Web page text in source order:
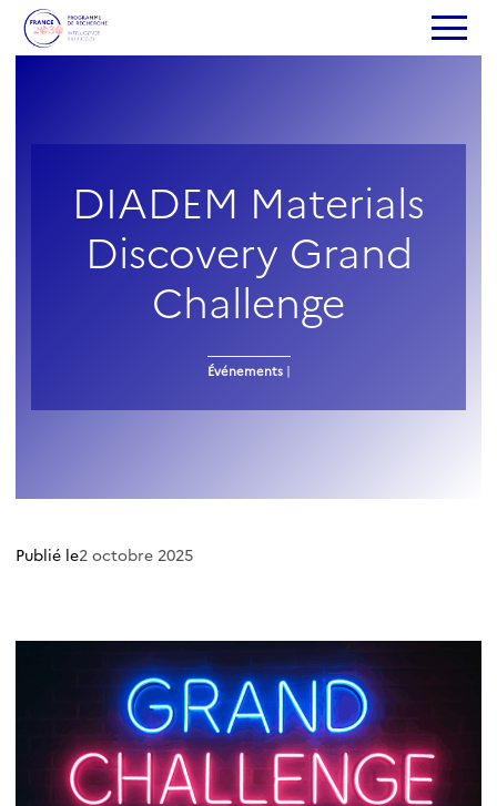
DIADEM Materials
Discovery Grand
Challenge
Événements|
Publié le2 octobre 2025